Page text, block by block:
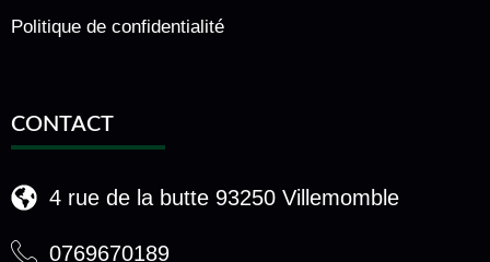
Politique de confidentialité
CONTACT
4 rue de la butte 93250 Villemomble
0769670189